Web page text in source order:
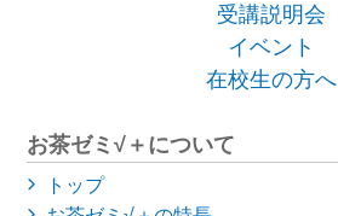
受講説明会
イベント
在校生の方へ
お茶ゼミ√＋について
トップ